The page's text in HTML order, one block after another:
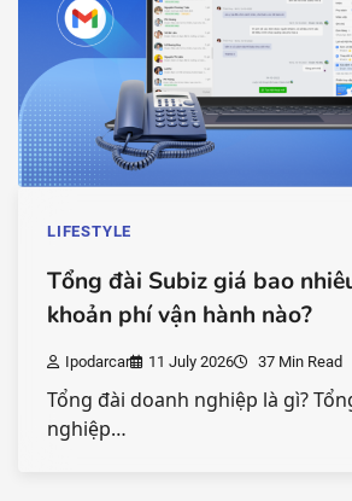
LIFESTYLE
Tổng đài Subiz giá bao
khoản phí vận hành nào?
Ipodarcar 11 July 2026 37 Min Read
Tổng đài doanh nghiệp là gì?
nghiệp…